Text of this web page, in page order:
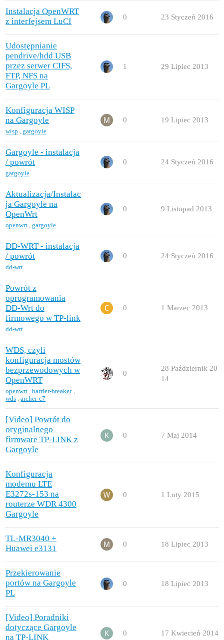
Instalacja OpenWRT
z interfejsem LuCI
0 23 Styczeń 2016
Udostępnianie
pendrive/hdd USB
przez serwer CIFS,
FTP, NFS na
Gargoyle PL
1 29 Lipiec 2013
Konfiguracja WISP
na Gargoyle
wisp ,gargoyle
0 19 Lipiec 2013
Gargoyle - instalacja
/ powrót
gargoyle
0 24 Styczeń 2016
Aktualizacja/Instalac
ja Gargoyle na
OpenWrt
openwrt ,gargoyle
0 9 Listopad 2013
DD-WRT - instalacja
/ powrót
dd-wrt
0 24 Styczeń 2016
Powrót z
oprogramowania
DD-Wrt do
firmowego w TP-link
dd-wrt
0 1 Marzec 2013
WDS, czyli
konfiguracja mostów
bezprzewodowych w
OpenWRT
openwrt ,barrier-breaker
wds ,archer-c7
0
28 Październik 20
14
[Video] Powrót do
oryginalnego
firmware TP-LINK z
Gargoyle
0 7 Maj 2014
Konfiguracja
modemu LTE
E3272s-153 na
routerze WDR 4300
Gargoyle
0 1 Luty 2015
TL-MR3040 +
Huawei e3131
0 18 Lipiec 2013
Przekierowanie
portów na Gargoyle
PL
0 18 Lipiec 2013
[Video] Poradniki
dotyczące Gargoyle
na TP-LINK
0 17 Kwiecień 2014